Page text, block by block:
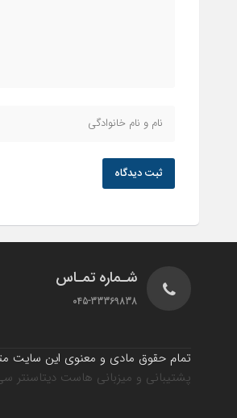
ثبت دیدگاه
شـماره تمـاس
045-33369838
تمام حقوق مادی و معنوی این سایت
پشتیبانی و میزبانی هاست دیتاسنتر